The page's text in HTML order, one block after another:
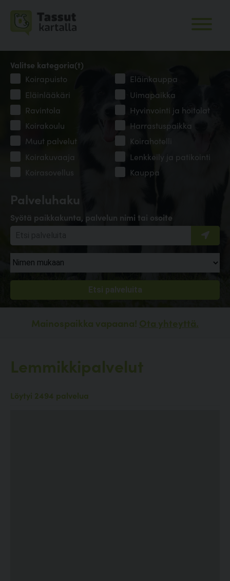
Palveluhaku
Syötä paikkakunta, palvelun nimi tai osoite
Valitse kategoria(t)
Koirapuisto
Eläinkauppa
Eläinlääkäri
Uimapaikka
Ravintola
Hyvinvointi ja hoitolat
Koirakoulu
Harrastuspaikka
Muut palvelut
Koirahotelli
Koirakuvaaja
Lenkkeily ja patikointi
Koirasovellus
Kauppa
Mainospaikka vapaana! Ota yhteyttä.
Lemmikkipalvelut
Löytyi 2494 palvelua